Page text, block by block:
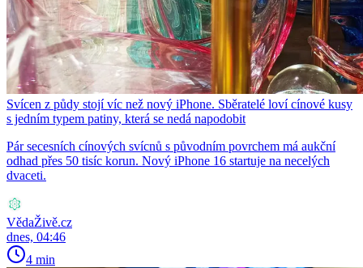
Svícen z půdy stojí víc než nový iPhone. Sběratelé loví cínové kusy
s jedním typem patiny, která se nedá napodobit
Pár secesních cínových svícnů s původním povrchem má aukční
odhad přes 50 tisíc korun. Nový iPhone 16 startuje na necelých
dvaceti.
VědaŽivě.cz
dnes, 04:46
4 min